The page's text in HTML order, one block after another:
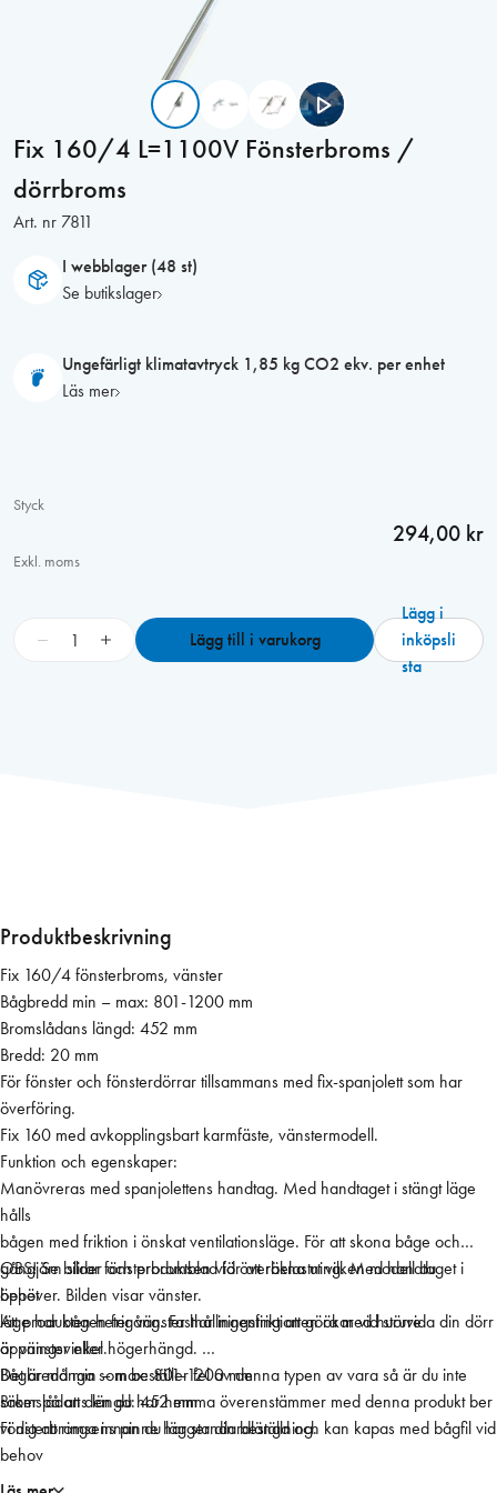
Fix 160/4 L=1100V Fönsterbroms /
dörrbroms
Art. nr 7811
I webblager (48 st)
Se butikslager
Ungefärligt klimatavtryck 1,85 kg CO2 ekv. per enhet
Läs mer
Styck
294,00 kr
Exkl. moms
0
0
V
F
ö
n
s
t
e
r
b
r
o
m
s
/
d
ö
r
r
b
+ Lägg till i varukorg
Lägg i
inköpsli
sta
Produktbeskrivning
Fix 160/4 fönsterbroms, vänster
Bågbredd min – max: 801-1200 mm
Bromslådans längd: 452 mm
Bredd: 20 mm
För fönster och fönsterdörrar tillsammans med fix-spanjolett som har
överföring.
Fix 160 med avkopplingsbart karmfäste, vänstermodell.
Funktion och egenskaper:
Manövreras med spanjolettens handtag. Med handtaget i stängt läge
hålls
bågen med friktion i önskat ventilationsläge. För att skona båge och
gångjärn slirar fönsterbromsen vid överbelastning. Med handtaget i
öppet
läge har bågen frigång. Fasthållningsfriktionen ökar vid större
öppningsvinkel.
OBS! Se bilder och produktblad för att räkna ut vilken modell du
behöver. Bilden visar vänster.
Att produkten heter vänster har ingenting att göra med huruvida din dörr
är vänster eller högerhängd.
Det är många som beställer fel av denna typen av vara så är du inte
säker på att den du har hemma överenstämmer med denna produkt ber
vi dig att ringa innan du lägger din beställning.
Bågbredd min – max: 801-1200 mm
Bromslådans längd: 452 mm
Fönsterbromsens pinne har standardlängd och kan kapas med bågfil vid
behov